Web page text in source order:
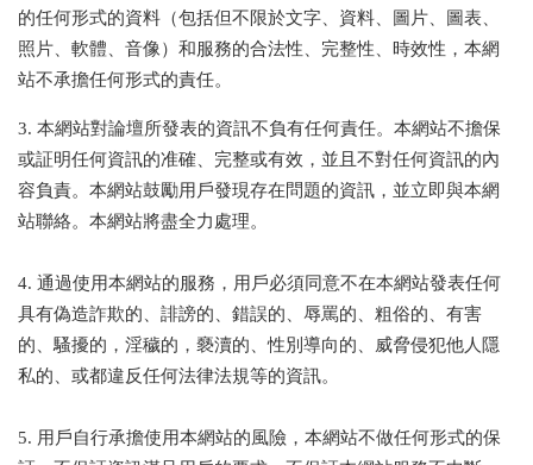
的任何形式的資料（包括但不限於文字、資料、圖片、圖表、
照片、軟體、音像）和服務的合法性、完整性、時效性，本網
站不承擔任何形式的責任。
3. 本網站對論壇所發表的資訊不負有任何責任。本網站不擔保
或証明任何資訊的准確、完整或有效，並且不對任何資訊的內
容負責。本網站鼓勵用戶發現存在問題的資訊，並立即與本網
站聯絡。本網站將盡全力處理。
4. 通過使用本網站的服務，用戶必須同意不在本網站發表任何
具有偽造詐欺的、誹謗的、錯誤的、辱罵的、粗俗的、有害
的、騷擾的，淫穢的，褻瀆的、性別導向的、威脅侵犯他人隱
私的、或都違反任何法律法規等的資訊。
5. 用戶自行承擔使用本網站的風險，本網站不做任何形式的保